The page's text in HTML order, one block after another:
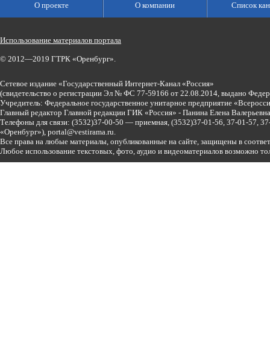
О проекте О компании Список
Использование материалов портала
© 2012—2019 ГТРК «Оренбург».
Сетевое издание «Государственный Интернет-Канал «Россия»
(свидетельство о регистрации Эл № ФС 77-59166 от 22.08.2014, выдано
Учредитель: Федеральное государственное унитарное предприятие
Главный редактор Главной редакции ГИК «Россия» - Панина Елена
Телефоны для связи: (3532)37-00-50 — приемная, (3532)37-01-56, 37-01-57,
«Оренбург»), portal@vestirama.ru.
Все права на любые материалы, опубликованные на сайте, защищены в
Любое использование текстовых, фото, аудио и видеоматериалов возможно